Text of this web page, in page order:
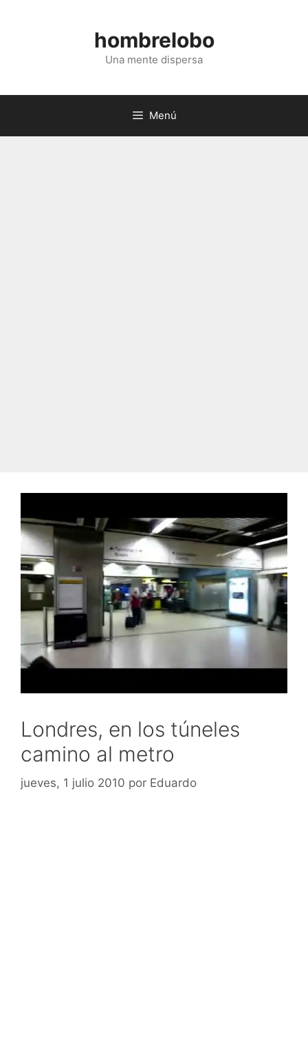
hombrelobo
Una mente dispersa
Menú
Londres, en los túneles
camino al metro
jueves, 1 julio 2010 por Eduardo